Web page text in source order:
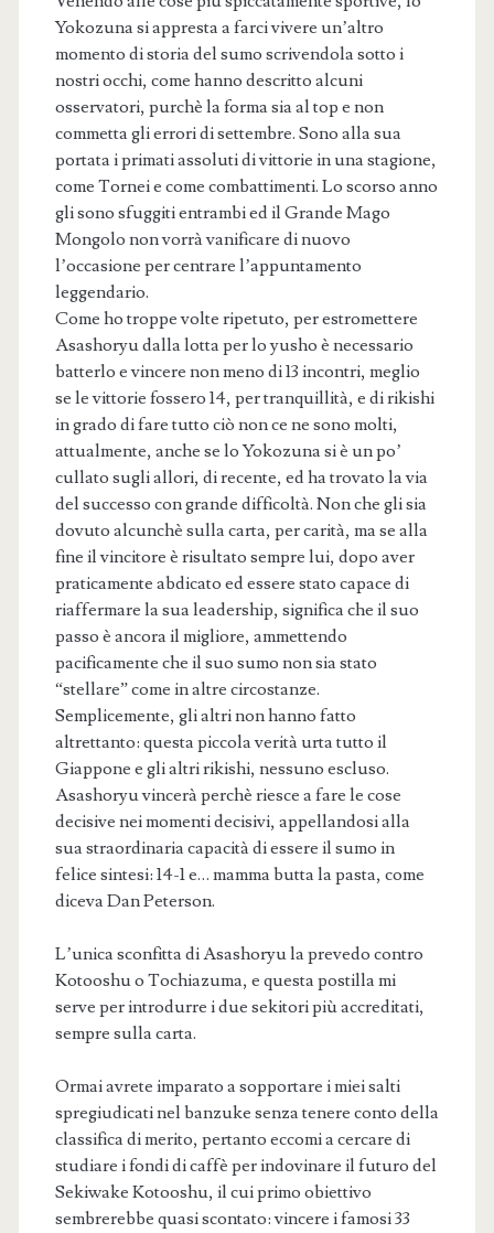
Yokozuna si appresta a farci vivere un’altro
momento di storia del sumo scrivendola sotto i
nostri occhi, come hanno descritto alcuni
osservatori, purchè la forma sia al top e non
commetta gli errori di settembre. Sono alla sua
portata i primati assoluti di vittorie in una stagione,
come Tornei e come combattimenti. Lo scorso anno
gli sono sfuggiti entrambi ed il Grande Mago
Mongolo non vorrà vanificare di nuovo
l’occasione per centrare l’appuntamento
leggendario.
Come ho troppe volte ripetuto, per estromettere
Asashoryu dalla lotta per lo yusho è necessario
batterlo e vincere non meno di 13 incontri, meglio
se le vittorie fossero 14, per tranquillità, e di rikishi
in grado di fare tutto ciò non ce ne sono molti,
attualmente, anche se lo Yokozuna si è un po’
cullato sugli allori, di recente, ed ha trovato la via
del successo con grande difficoltà. Non che gli sia
dovuto alcunchè sulla carta, per carità, ma se alla
fine il vincitore è risultato sempre lui, dopo aver
praticamente abdicato ed essere stato capace di
riaffermare la sua leadership, significa che il suo
passo è ancora il migliore, ammettendo
pacificamente che il suo sumo non sia stato
“stellare” come in altre circostanze.
Semplicemente, gli altri non hanno fatto
altrettanto: questa piccola verità urta tutto il
Giappone e gli altri rikishi, nessuno escluso.
Asashoryu vincerà perchè riesce a fare le cose
decisive nei momenti decisivi, appellandosi alla
sua straordinaria capacità di essere il sumo in
felice sintesi: 14-1 e… mamma butta la pasta, come
diceva Dan Peterson.
L’unica sconfitta di Asashoryu la prevedo contro
Kotooshu o Tochiazuma, e questa postilla mi
serve per introdurre i due sekitori più accreditati,
sempre sulla carta.
Ormai avrete imparato a sopportare i miei salti
spregiudicati nel banzuke senza tenere conto della
classifica di merito, pertanto eccomi a cercare di
studiare i fondi di caffè per indovinare il futuro del
Sekiwake Kotooshu, il cui primo obiettivo
sembrerebbe quasi scontato: vincere i famosi 33